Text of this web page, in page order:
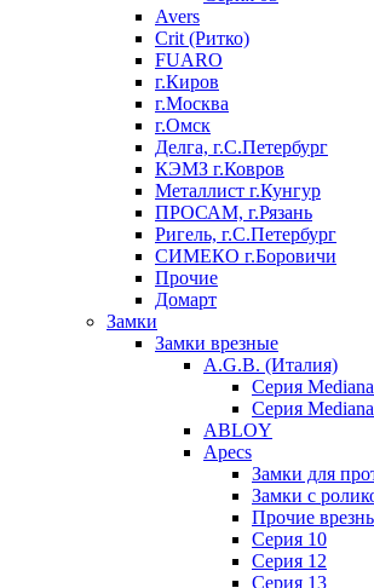
Avers
Crit (Ритко)
FUARO
г.Киров
г.Москва
г.Омск
Делга, г.С.Петербург
КЭМЗ г.Ковров
Металлист г.Кунгур
ПРОСАМ, г.Рязань
Ригель, г.С.Петербург
СИМЕКО г.Боровичи
Прочие
Домарт
Замки
Замки врезные
A.G.B. (Италия)
Серия
Серия
ABLOY
Apecs
Замки для
Замки с
Прочие
Серия 10
Серия 12
Серия 13